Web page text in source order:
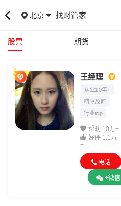
北京 找财管家
股票 期货
王经理
从业10年+
响应及时
行业top
帮助 10万+
好评 1.1万
+
电话
+微信